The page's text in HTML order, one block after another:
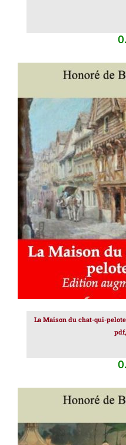
AJOUTER AU PANIER
La Maison du chat-qui-